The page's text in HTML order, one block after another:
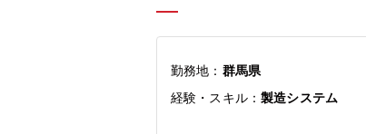
勤務地： 群馬県
経験・スキル：製造システム